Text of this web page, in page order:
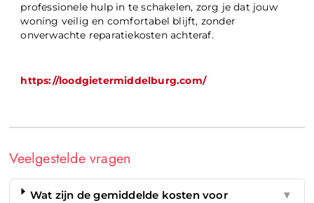
professionele hulp in te schakelen, zorg je dat jouw
woning veilig en comfortabel blijft, zonder
onverwachte reparatiekosten achteraf.
https://loodgietermiddelburg.com/
Veelgestelde vragen
Wat zijn de gemiddelde kosten voor
▼